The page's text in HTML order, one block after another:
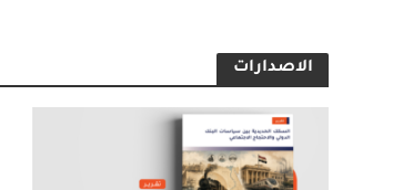
الاصدارات